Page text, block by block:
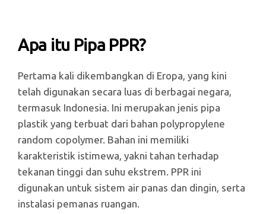
Apa itu Pipa PPR?
Pertama kali dikembangkan di Eropa, yang kini
telah digunakan secara luas di berbagai negara,
termasuk Indonesia. Ini merupakan jenis pipa
plastik yang terbuat dari bahan polypropylene
random copolymer. Bahan ini memiliki
karakteristik istimewa, yakni tahan terhadap
tekanan tinggi dan suhu ekstrem. PPR ini
digunakan untuk sistem air panas dan dingin, serta
instalasi pemanas ruangan.